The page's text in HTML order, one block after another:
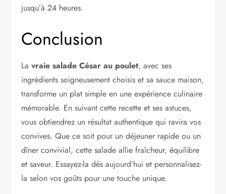
jusqu’à 24 heures.
Conclusion
Lavraie salade César au poulet, avec ses
ingrédients soigneusement choisis et sa sauce maison,
transforme un plat simple en une expérience culinaire
mémorable. En suivant cette recette et ses astuces,
vous obtiendrez un résultat authentique qui ravira vos
convives. Que ce soit pour un déjeuner rapide ou un
dîner convivial, cette salade allie fraîcheur, équilibre
et saveur. Essayez-la dès aujourd’hui et personnalisez-
la selon vos goûts pour une touche unique.